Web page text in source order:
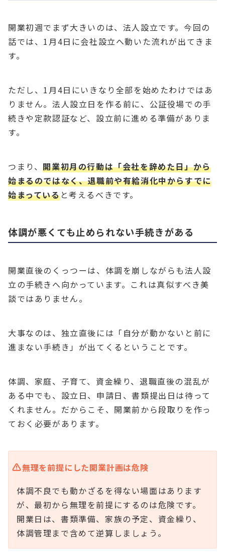
開業初週でまず大きいのは、法人設立です。今回の
話では、1月4日に会社設立へ動いた流れが出てきま
す。
ただし、1月4日にいきなり全部を始めたわけではあ
りません。法人設立日を作る前に、公証役場での手
続きや定款認証など、設立前に進める準備がありま
す。
つまり、開業初月の行動は「会社を辞めた日」から
始まるのではなく、退職前や有給消化中からすでに
始まっていると考えるべきです。
体調が悪くても止められない手続きがある
開業直後のくっつーは、体調を崩しながらも法人設
立の手続きへ向かっています。これは真似すべき美
談ではありません。
大事なのは、独立直後には「自分が動かないと前に
進まない手続き」が出てくるということです。
体調、家庭、子育て、資金繰り、退職直後の混乱が
ある中でも、設立日、申請日、書類提出日は待って
くれません。だからこそ、開業前から段取りを作っ
ておく必要があります。
無理を前提にした開業計画は危険
体調不良でも動かざるを得ない場面はあります
が、最初から無理を前提にするのは危険です。
開業日は、書類準備、家族の予定、資金繰り、
体調管理まで含めて逆算しましょう。